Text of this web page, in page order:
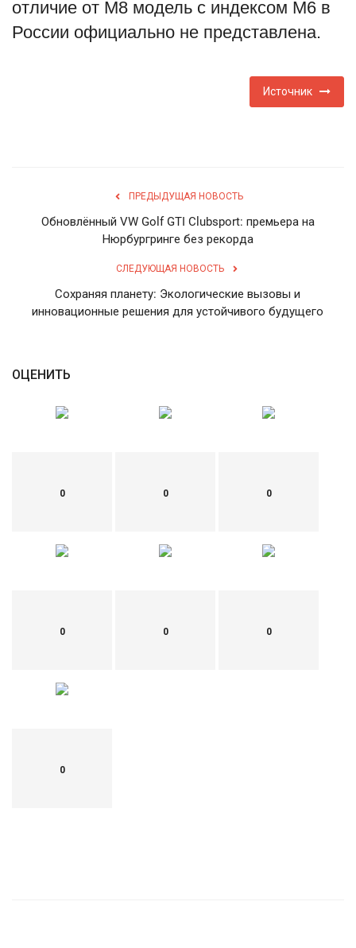
отличие от M8 модель с индексом M6 в
России официально не представлена.
Источник
ПРЕДЫДУЩАЯ НОВОСТЬ
Обновлённый VW Golf GTI Clubsport: премьера на
Нюрбургринге без рекорда
СЛЕДУЮЩАЯ НОВОСТЬ
Сохраняя планету: Экологические вызовы и
инновационные решения для устойчивого будущего
ОЦЕНИТЬ
0 0 0
0 0 0
0